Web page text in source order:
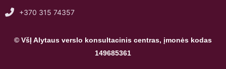
+370 315 74357
© VšĮ Alytaus verslo konsultacinis centras, įmonės kodas
149685361